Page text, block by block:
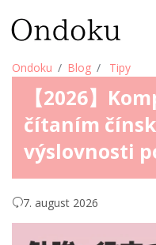
Ondoku Blog Tipy
【2026】
čítaním
výslovnosti
7. august 2026